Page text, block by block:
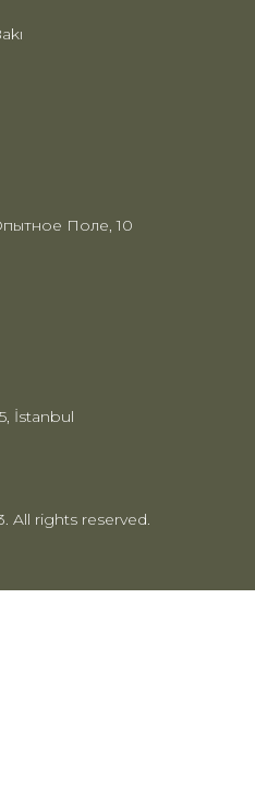
Поле, 10
İstanbul
All rights reserved.